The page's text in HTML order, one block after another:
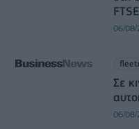
06/
Σε
06/